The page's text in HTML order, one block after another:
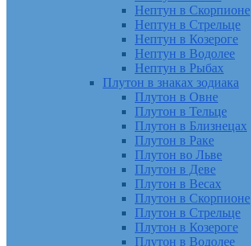
Нептун в Скорпионе
Нептун в Стрельце
Нептун в Козероге
Нептун в Водолее
Нептун в Рыбах
Плутон в знаках зодиака
Плутон в Овне
Плутон в Тельце
Плутон в Близнецах
Плутон в Раке
Плутон во Льве
Плутон в Деве
Плутон в Весах
Плутон в Скорпионе
Плутон в Стрельце
Плутон в Козероге
Плутон в Водолее